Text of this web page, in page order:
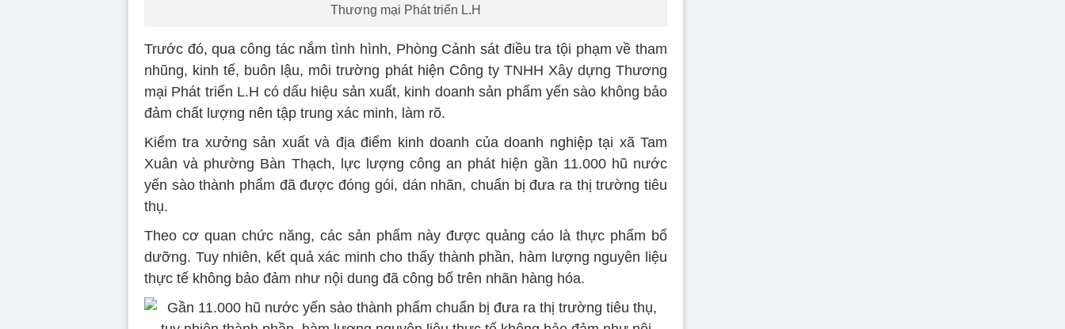
Thương mại Phát triển L.H
Trước đó, qua công tác nắm tình hình, Phòng Cảnh sát điều tra tội phạm về tham
nhũng, kinh tế, buôn lậu, môi trường phát hiện Công ty TNHH Xây dựng Thương
mại Phát triển L.H có dấu hiệu sản xuất, kinh doanh sản phẩm yến sào không bảo
đảm chất lượng nên tập trung xác minh, làm rõ.
Kiểm tra xưởng sản xuất và địa điểm kinh doanh của doanh nghiệp tại xã Tam
Xuân và phường Bàn Thạch, lực lượng công an phát hiện gần 11.000 hũ nước
yến sào thành phẩm đã được đóng gói, dán nhãn, chuẩn bị đưa ra thị trường tiêu
thụ.
Theo cơ quan chức năng, các sản phẩm này được quảng cáo là thực phẩm bổ
dưỡng. Tuy nhiên, kết quả xác minh cho thấy thành phần, hàm lượng nguyên liệu
thực tế không bảo đảm như nội dung đã công bố trên nhãn hàng hóa.